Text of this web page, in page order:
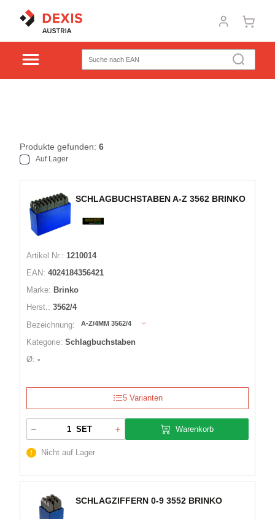
Produkte gefunden: 6
Auf Lager
SCHLAGBUCHSTABEN A-Z 3562 BRINKO
Artikel Nr.: 1210014
EAN: 4024184356421
Marke: Brinko
Herst.: 3562/4
Bezeichnung:
A-Z/4MM 3562/4
Kategorie: Schlagbuchstaben
Ø: -
5 Varianten
SET Warenkorb
Nicht auf Lager
SCHLAGZIFFERN 0-9 3552 BRINKO